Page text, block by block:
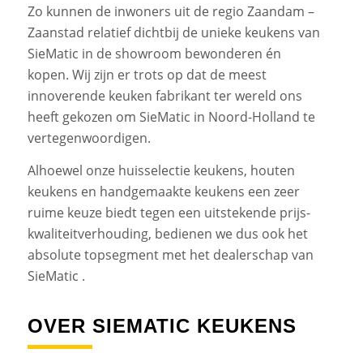
Zo kunnen de inwoners uit de regio Zaandam –
Zaanstad relatief dichtbij de unieke keukens van
SieMatic in de showroom bewonderen én
kopen. Wij zijn er trots op dat de meest
innoverende keuken fabrikant ter wereld ons
heeft gekozen om SieMatic in Noord-Holland te
vertegenwoordigen.
Alhoewel onze huisselectie keukens, houten
keukens en handgemaakte keukens een zeer
ruime keuze biedt tegen een uitstekende prijs-
kwaliteitverhouding, bedienen we dus ook het
absolute topsegment met het dealerschap van
SieMatic .
OVER SIEMATIC KEUKENS